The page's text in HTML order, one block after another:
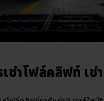
เช่าโฟล์คลิฟท์ เ